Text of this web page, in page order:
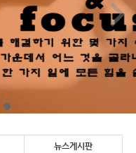
뉴스게시판